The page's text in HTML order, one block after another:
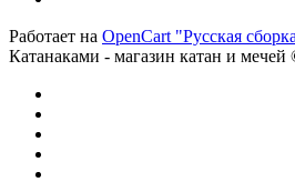
Работает на OpenCart "Русская
Катанаками - магазин катан и мечей